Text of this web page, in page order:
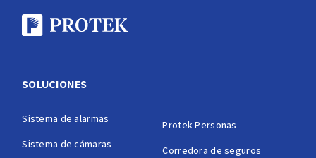
SOLUCIONES
Sistema de alarmas
Sistema de cámaras
Protek Personas
Corredora de seguros